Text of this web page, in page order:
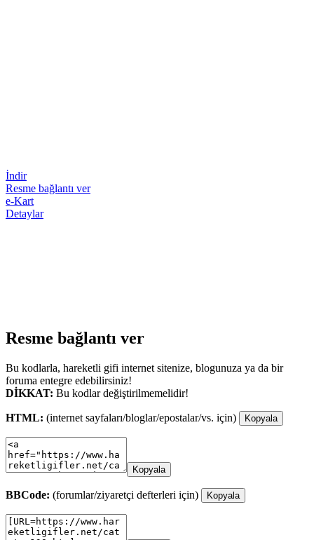
İndir
Resme bağlantı ver
e-Kart
Detaylar
Resme bağlantı ver
Bu kodlarla, hareketli gifi internet sitenize, blogunuza ya da bir
foruma entegre edebilirsiniz!
DİKKAT: Bu kodlar değiştirilmemelidir!
HTML: (internet sayfaları/bloglar/epostalar/vs. için) Kopyala
Kopyala
BBCode: (forumlar/ziyaretçi defterleri için) Kopyala